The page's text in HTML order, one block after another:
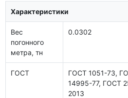
Характеристики
Вес
погонного
метра, тн
0.0302
ГОСТ
ГОСТ 1051-73,
14995-77, ГОСТ
2013